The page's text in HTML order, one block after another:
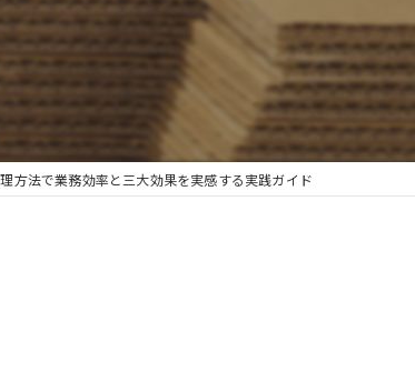
ゴミ屋敷
方法で業務効率と三大効果を実感する実践ガイド